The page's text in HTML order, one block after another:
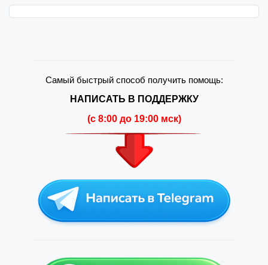
Самый быстрый способ получить помощь:
НАПИСАТЬ В ПОДДЕРЖКУ
(c 8:00 до 19:00 мск)